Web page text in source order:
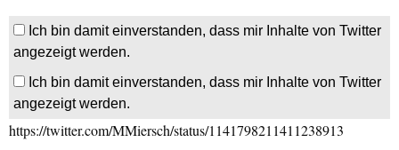
Ich bin damit einverstanden, dass mir Inhalte von Twitter
angezeigt werden.
Ich bin damit einverstanden, dass mir Inhalte von Twitter
angezeigt werden.
https://twitter.com/MMiersch/status/1141798211411238913